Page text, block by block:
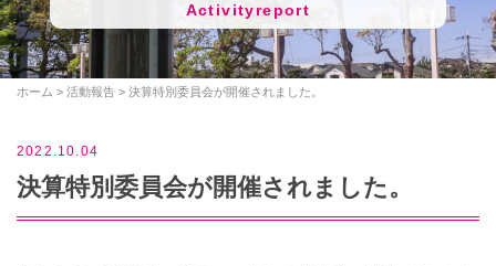
Activityreport
ホーム > 活動報告 > 決算特別委員会が開催されました。
2022.10.04
決算特別委員会が開催されました。